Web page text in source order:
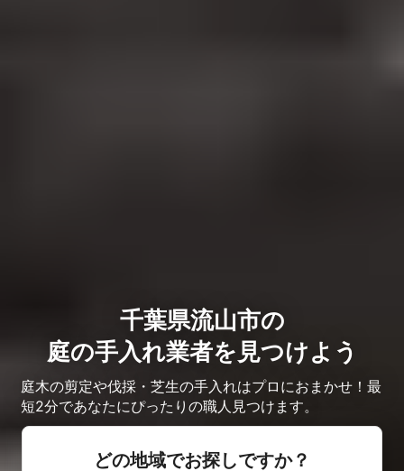
千葉県流山市の
庭の手入れ業者を見つけよう
庭木の剪定や伐採・芝生の手入れはプロにおまかせ！最
短2分であなたにぴったりの職人見つけます。
どの地域でお探しですか？